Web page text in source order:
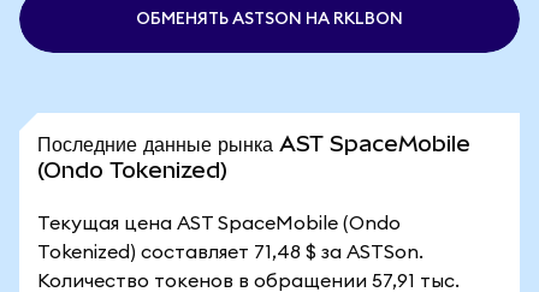
ОБМЕНЯТЬ ASTSON НА RKLBON
Последние данные рынка AST SpaceMobile
(Ondo Tokenized)
Текущая цена AST SpaceMobile (Ondo
Tokenized) составляет 71,48 $ за ASTSon.
Количество токенов в обращении 57,91 тыс.